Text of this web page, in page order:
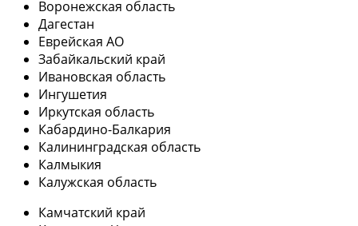
Воронежская область
Дагестан
Еврейская АО
Забайкальский край
Ивановская область
Ингушетия
Иркутская область
Кабардино-Балкария
Калининградская область
Калмыкия
Калужская область
Камчатский край